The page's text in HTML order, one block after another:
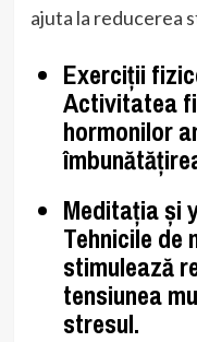
ajuta la reducerea
Exerciții
Activitatea
hormonilor
Meditația și
Tehnicile de
stimulează
tensiunea
stresul.